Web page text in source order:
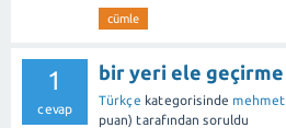
cümle
1
cevap
bir yeri ele geçirme
Türkçe kategorisinde mehmet
puan) tarafından soruldu